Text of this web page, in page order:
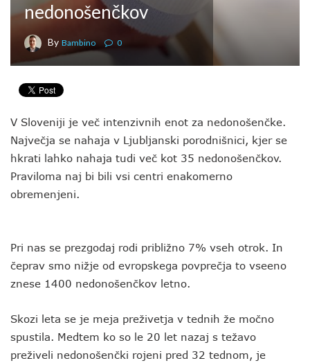
nedonošenčkov
By Bambino 0
V Sloveniji je več intenzivnih enot za nedonošenčke.
Največja se nahaja v Ljubljanski porodnišnici, kjer se
hkrati lahko nahaja tudi več kot 35 nedonošenčkov.
Praviloma naj bi bili vsi centri enakomerno
obremenjeni.
Pri nas se prezgodaj rodi približno 7% vseh otrok. In
čeprav smo nižje od evropskega povprečja to vseeno
znese 1400 nedonošenčkov letno.
Skozi leta se je meja preživetja v tednih že močno
spustila. Medtem ko so le 20 let nazaj s težavo
preživeli nedonošenčki rojeni pred 32 tednom, je